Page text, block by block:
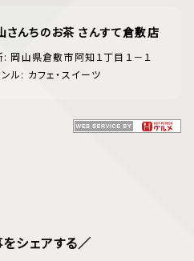
さんちのお茶 さんすて倉敷店
: 岡山県倉敷市阿知１丁目１－１
ンル: カフェ・スイーツ
シェアする／